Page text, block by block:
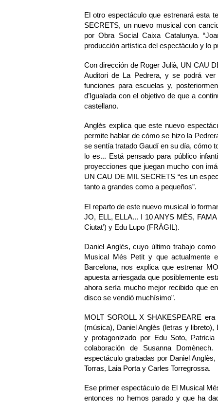
El otro espectáculo que estrenará esta
SECRETS, un nuevo musical con
por Obra Social Caixa Catalunya.
producción artística del espectáculo y lo
Con dirección de Roger Julià, UN CAU
Auditori de La Pedrera, y se podrá
funciones para escuelas y,
d’Igualada con el objetivo de que a
castellano.
Anglès explica que este nuevo
permite hablar de cómo se hizo la
se sentía tratado Gaudí en su día, cómo
lo es... Está pensado para público
proyecciones que juegan mucho con
UN CAU DE MIL SECRETS “es un
tanto a grandes como a pequeños”.
El reparto de este nuevo musical lo
JO, ELL, ELLA... I 10 ANYS MÉS, FAMA
Ciutat’) y Edu Lupo (FRÀGIL).
Daniel Anglès, cuyo último trabajo
Musical Més Petit y que actualmente
Barcelona, nos explica que estrenar
apuesta arriesgada que posiblemente
ahora sería mucho mejor recibido que
disco se vendió muchísimo”.
MOLT SOROLL X SHAKESPEARE
(música), Daniel Anglès (letras y
y protagonizado por Edu Soto,
colaboración de Susanna
espectáculo grabadas por Daniel
Torras, Laia Porta y Carles Torregrossa.
Ese primer espectáculo de El Musical
entonces no hemos parado y que ha